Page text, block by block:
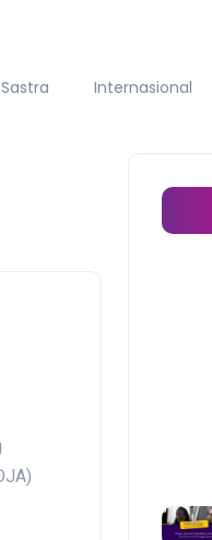
Sastra Internasional